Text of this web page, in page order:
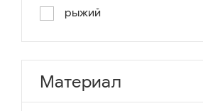
рыжий
серо-коричневый
светло-голубой
чёрный-коричневый
Материал